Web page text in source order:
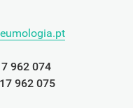
962 074
962 075